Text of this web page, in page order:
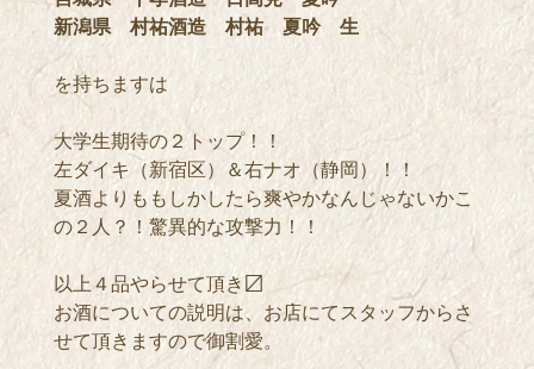
新潟県 村祐酒造 村祐 夏吟 生
を持ちますは
大学生期待の２トップ！！
左ダイキ（新宿区）＆右ナオ（静岡）！！
夏酒よりももしかしたら爽やかなんじゃないかこ
の２人？！驚異的な攻撃力！！
以上４品やらせて頂き〼
お酒についての説明は、お店にてスタッフからさ
せて頂きますので御割愛。